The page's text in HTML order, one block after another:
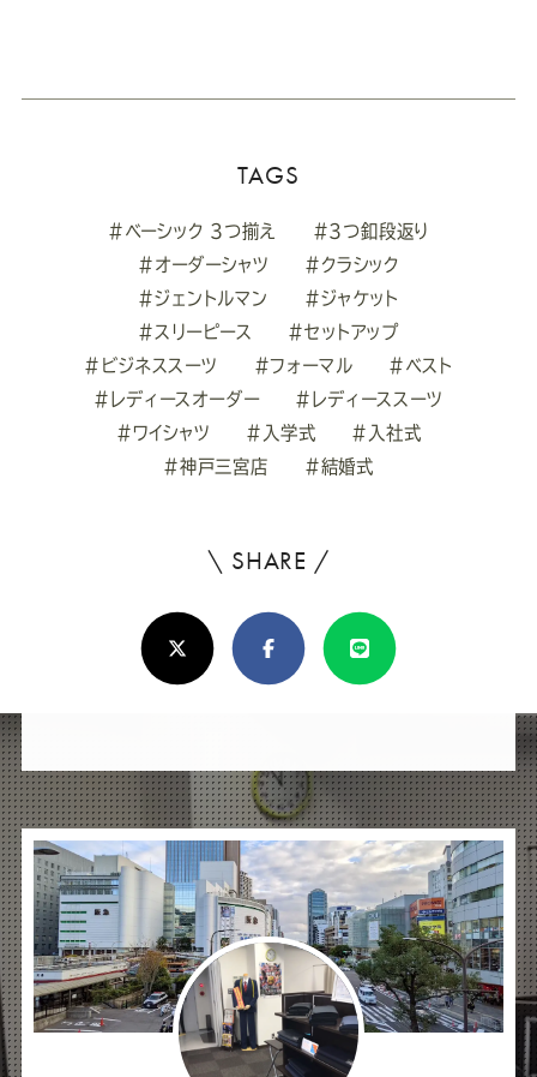
TAGS
#ベーシック 3つ揃え
#3つ釦段返り
#オーダーシャツ
#クラシック
#ジェントルマン
#ジャケット
#スリーピース
#セットアップ
#ビジネススーツ
#フォーマル
#ベスト
#レディースオーダー
#レディーススーツ
#ワイシャツ
#入学式
#入社式
#神戸三宮店
#結婚式
\ SHARE /
ろ
し
け
ば
シ
ェ
ア
し
て
く
X(Twitter)FacebookLine